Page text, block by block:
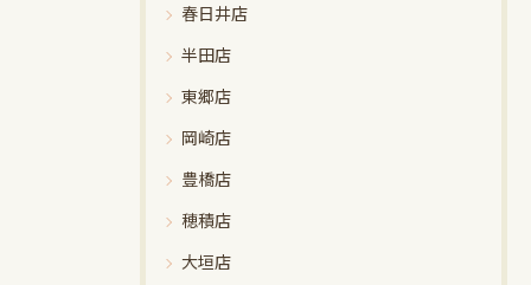
春日井店
半田店
東郷店
岡崎店
豊橋店
穂積店
大垣店